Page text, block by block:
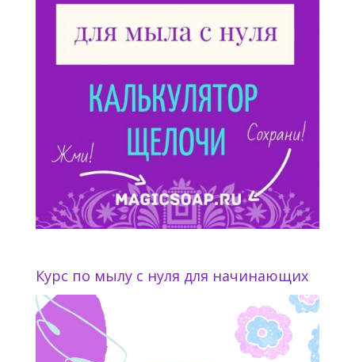
Курс по мылу с нуля для начинающих